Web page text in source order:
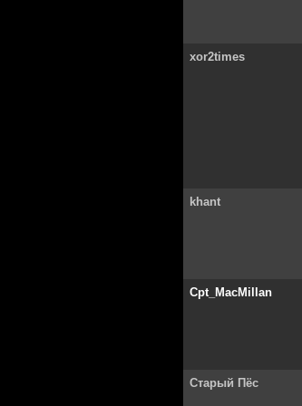
xor2times
khant
Cpt_MacMillan
Старый Пёс